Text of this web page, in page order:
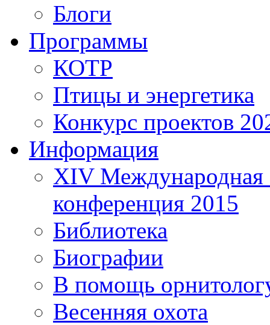
Блоги
Программы
КОТР
Птицы и энергетика
Конкурс проектов
Информация
XIV Международная
конференция 2015
Библиотека
Биографии
В помощь
Весенняя охота